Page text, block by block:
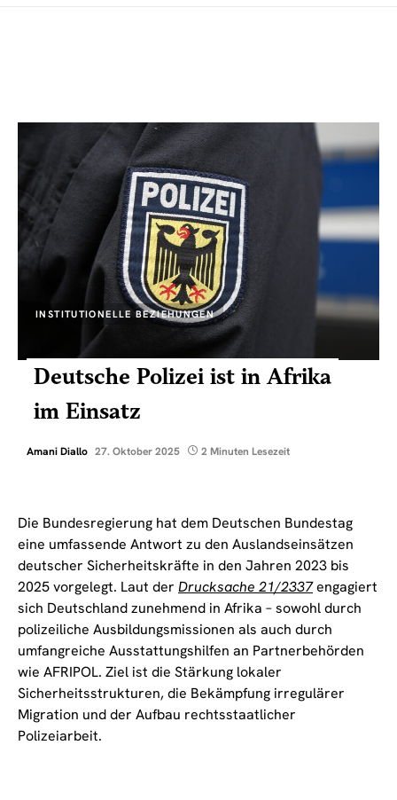
INSTITUTIONELLE BEZIEHUNGEN
Deutsche Polizei ist in Afrika
im Einsatz
Amani Diallo 27. Oktober 2025 2 Minuten Lesezeit
Die Bundesregierung hat dem Deutschen Bundestag
eine umfassende Antwort zu den Auslandseinsätzen
deutscher Sicherheitskräfte in den Jahren 2023 bis
2025 vorgelegt. Laut der Drucksache 21/2337engagiert
sich Deutschland zunehmend in Afrika – sowohl durch
polizeiliche Ausbildungsmissionen als auch durch
umfangreiche Ausstattungshilfen an Partnerbehörden
wie AFRIPOL. Ziel ist die Stärkung lokaler
Sicherheitsstrukturen, die Bekämpfung irregulärer
Migration und der Aufbau rechtsstaatlicher
Polizeiarbeit.